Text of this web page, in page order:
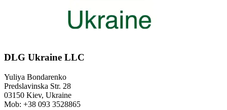
DLG Ukraine LLC
Yuliya Bondarenko
Predslavinska Str. 28
03150 Kiev, Ukraine
Mob: +38 093 3528865